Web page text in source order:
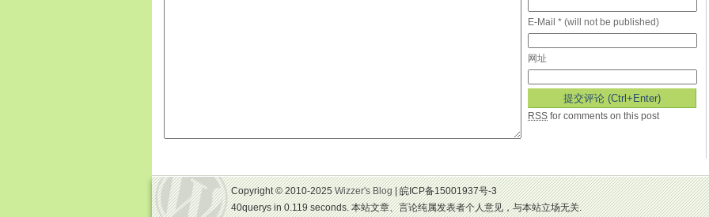
E-Mail * (will not be published)
网址
RSS for comments on this post
Copyright © 2010-2025Wizzer's Blog| 皖ICP备15001937号-3
40querys in 0.119 seconds. 本站文章、言论纯属发表者个人意见，与本站立场无关.